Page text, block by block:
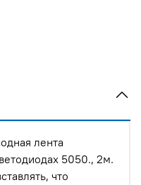
лента
5050., 2м.
что